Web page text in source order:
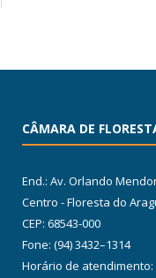
CÂMARA DE
End.: Av. Orlando
Centro - Floresta do
CEP: 68543-000
Fone: (94) 3432–1314
Horário de atendimento: